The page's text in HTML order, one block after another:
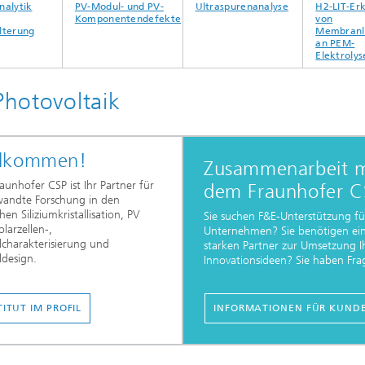
PV-Modul- und PV-
Komponentendefekte
Ultraspurenanalyse
H2-LIT-
von
an PEM-
CSP ist Ihr Partner für
Forschung in den
Siliziumkristallisation, PV
,
und
IM PROFIL
Zusammenarbeit
dem Fraunhofer
Sie suchen F&E-Unterstützung
Unternehmen? Sie benötigen
starken Partner zur Umsetzung
Innovationsideen? Sie haben
INFORMATIONEN FÜR